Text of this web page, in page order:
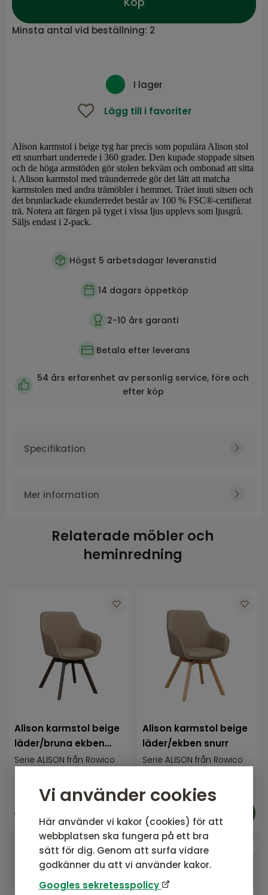
Vi använder cookies
Här använder vi kakor (cookies) för att
webbplatsen ska fungera på ett bra
sätt för dig. Genom att surfa vidare
godkänner du att vi använder kakor.
Googles sekretesspolicy
Minsta antal vid beställning: 2
I lager
Lägg till i favoriter
Alison karmstol i beige tyg har precis som populära Alison stol
ett snurrbart underrede i 360 grader. Den kupade stoppade sitsen
och de höga armstöden gör stolen bekväm och ombonad att sitta
i. Alison karmstol med träunderrede gör det lätt att matcha
karmstolen med andra trämöbler i hemmet. Träet inuti sitsen och
det brunlackade ekunderredet består av 100 % FSC®-certifierat
trä. Notera att färgen på tyget i vissa ljus upplevs som ljusgrå.
Säljs endast i 2-pack.
Högst 5 arbetsdagar leveranstid
14 dagars öppetköp
2-10 års garanti
Betala efter leverans
54 års erfarenhet av personlig service, före och
efter köp
Specifikation
Produktvikt
58
60
Mer information
Skötselråd
Relaterade möbler och
heminredning
Alison karmstol beige
läder/bruna ekben
snurr
Serie ALISON från Rowico
Rek. pris: 4 295 SEK
Alison karmstol beige
läder/ekben snurr
Serie ALISON från Rowico
4 295 SEK